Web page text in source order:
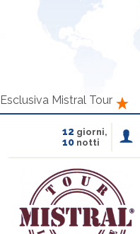
Esclusiva Mistral Tour
12 giorni,
10notti